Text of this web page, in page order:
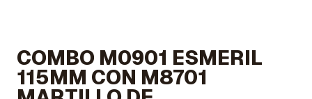
COMBO M0901 ESMERIL
115MM CON M8701